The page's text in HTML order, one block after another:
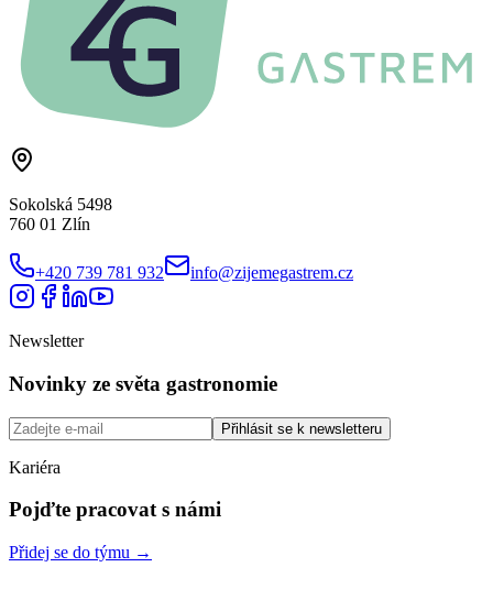
Sokolská 5498
760 01 Zlín
+420 739 781 932 info@zijemegastrem.cz
Newsletter
Novinky ze světa gastronomie
Přihlásit se k newsletteru
Kariéra
Pojďte pracovat s námi
Přidej se do týmu →